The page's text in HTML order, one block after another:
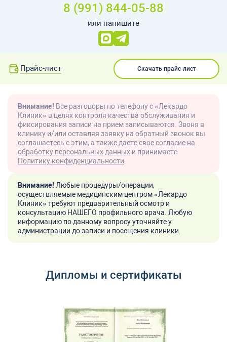
8 (991) 844-05-88
или напишите
Прайс-лист Скачать прайс-лист
Внимание! Все разговоры по телефону с «Лекардо
Клиник» в целях контроля качества обслуживания и
фиксирования записи на прием записываются. Звоня в
клинику и/или оставляя заявку на обратный звонок вы
соглашаетесь с этим, а также даете своесогласие на
обработку персональных данных и принимаете
Политику конфиденциальности
Внимание! Любые процедуры/операции,
осуществляемые медицинским центром «Лекардо
Клиник» требуют предварительный осмотр и
консультацию НАШЕГО профильного врача. Любую
информацию по данному вопросу уточняйте у
администрации до записи и посещения клиники.
Дипломы и сертификаты